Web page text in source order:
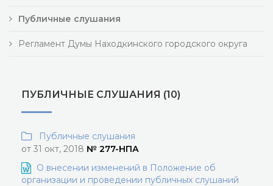
Публичные слушания
Регламент Думы Находкинского городского округа
ПУБЛИЧНЫЕ СЛУШАНИЯ (10)
Публичные слушания
от 31 окт, 2018 № 277-НПА
О внесении изменений в Положение об
организации и проведении публичных слушаний